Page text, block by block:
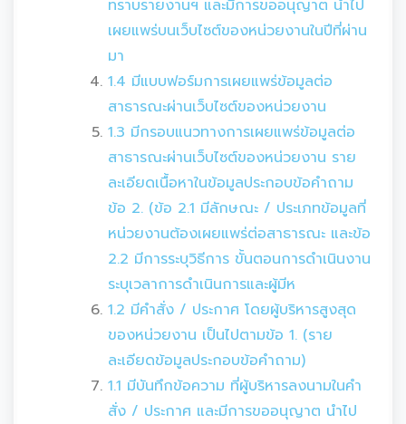
ทราบรายงานฯ และมีการขออนุญาต นำไป
เผยแพร่บนเว็บไซต์ของหน่วยงานในปีที่ผ่าน
มา
1.4 มีแบบฟอร์มการเผยแพร่ข้อมูลต่อ
สาธารณะผ่านเว็บไซต์ของหน่วยงาน
1.3 มีกรอบแนวทางการเผยแพร่ข้อมูลต่อ
สาธารณะผ่านเว็บไซต์ของหน่วยงาน ราย
ละเอียดเนื้อหาในข้อมูลประกอบข้อคำถาม
ข้อ 2. (ข้อ 2.1 มีลักษณะ / ประเภทข้อมูลที่
หน่วยงานต้องเผยแพร่ต่อสาธารณะ และข้อ
2.2 มีการระบุวิธีการ ขั้นตอนการดำเนินงาน
ระบุเวลาการดำเนินการและผู้มีห
1.2 มีคำสั่ง / ประกาศ โดยผู้บริหารสูงสุด
ของหน่วยงาน เป็นไปตามข้อ 1. (ราย
ละเอียดข้อมูลประกอบข้อคำถาม)
1.1 มีบันทึกข้อความ ที่ผู้บริหารลงนามในคำ
สั่ง / ประกาศ และมีการขออนุญาต นำไป